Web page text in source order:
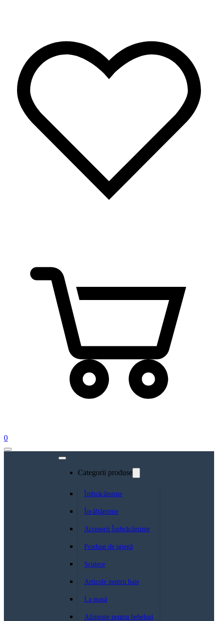
0
Categorii produse
Îmbrăcăminte
Încălțăminte
Accesorii Îmbrăcăminte
Produse de igienă
Scutece
Articole pentru baie
La masă
Alimente pentru bebeluși